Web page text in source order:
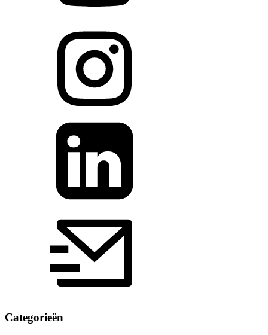
Categorieën